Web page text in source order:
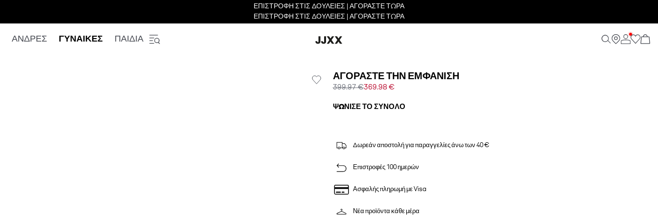
ΕΠΙΣΤΡΟΦΗ ΣΤΙΣ ΔΟΥΛΕΙΕΣ | ΑΓΟΡΑΣΤΕ ΤΩΡΑ
ΕΠΙΣΤΡΟΦΗ ΣΤΙΣ ΔΟΥΛΕΙΕΣ | ΑΓΟΡΑΣΤΕ ΤΩΡΑ
ΑΝΔΡΕΣ ΓΥΝΑΙΚΕΣ ΠΑΙΔΙΑ
ΑΓΟΡΆΣΤΕ ΤΗΝ ΕΜΦΆΝΙΣΗ
399.97 €369.98 €
ΨΏΝΙΣΕ ΤΟ ΣΎΝΟΛΟ
Δωρεάν αποστολή για παραγγελίες άνω των 40 €
Επιστροφές 100 ημερών
Ασφαλής πληρωμή με Visa
Νέα προϊόντα κάθε μέρα